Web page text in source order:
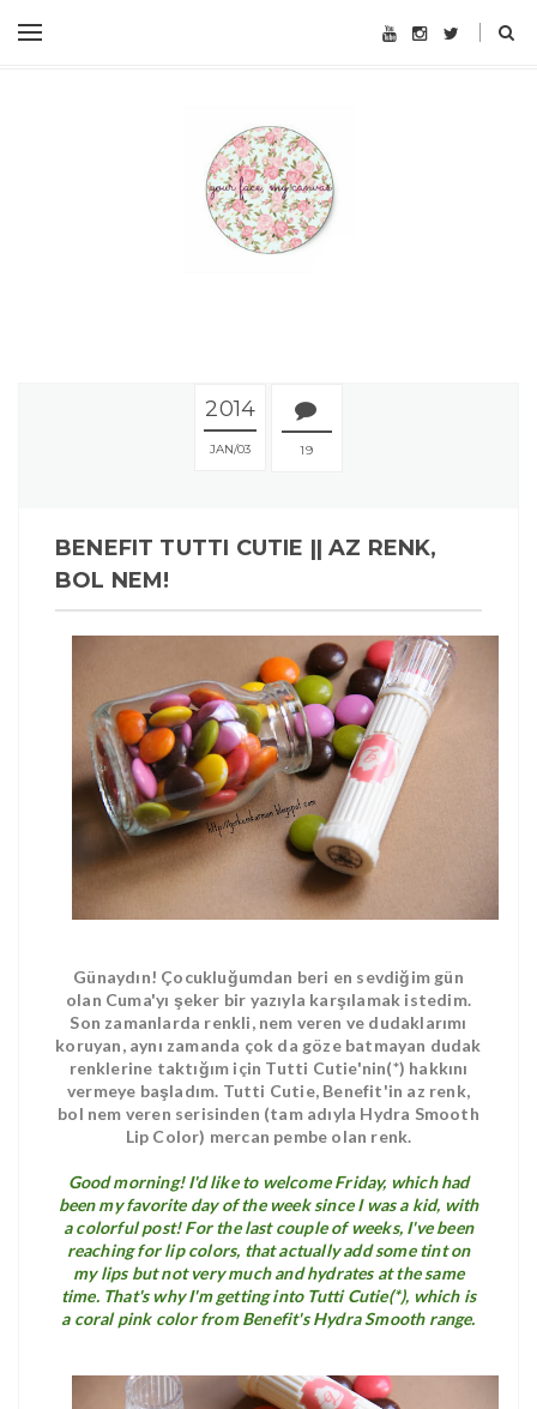
2014
JAN 03 19
BENEFIT TUTTI CUTIE || AZ RENK,
BOL NEM!
Günaydın! Çocukluğumdan beri en sevdiğim gün
olan Cuma'yı şeker bir yazıyla karşılamak istedim.
Son zamanlarda renkli, nem veren ve dudaklarımı
koruyan, aynı zamanda çok da göze batmayan dudak
renklerine taktığım için Tutti Cutie'nin(*) hakkını
vermeye başladım. Tutti Cutie, Benefit'in az renk,
bol nem veren serisinden (tam adıyla Hydra Smooth
Lip Color) mercan pembe olan renk.
Good morning! I'd like to welcome Friday, which had
been my favorite day of the week since I was a kid, with
a colorful post! For the last couple of weeks, I've been
reaching for lip colors, that actually add some tint on
my lips but not very much and hydrates at the same
time. That's why I'm getting into Tutti Cutie(*), which is
a coral pink color from Benefit's Hydra Smooth range.